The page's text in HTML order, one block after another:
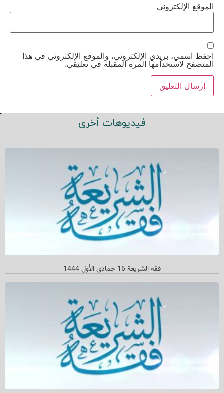
الموقع الإلكتروني
احفظ اسمي، بريدي الإلكتروني، والموقع الإلكتروني في هذا
المتصفح لاستخدامها المرة المقبلة في تعليقي.
فيديوهات أخرى
فقه الشریعة 16 جمادي الأول 1444